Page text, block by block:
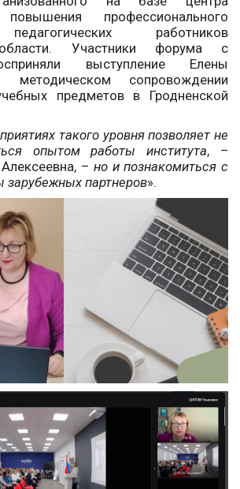
профессионального
работников
Участники форума с
выступление Елены
сопровождении
предметов в Гродненской
такого уровня позволяет не
опытом работы института, –
– но и познакомиться с
зарубежных партнеров».